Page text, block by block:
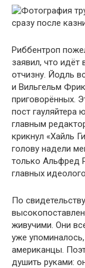
сразу после
Риббентроп
заявил, что
отчизну. Йодль
и Вильгельм
приговорённых.
пост гауляйтера
главным
крикнул «Хайль
голову надели
только Альфред
главных
По
живучими. Они
уже
американцы.
душить руками: